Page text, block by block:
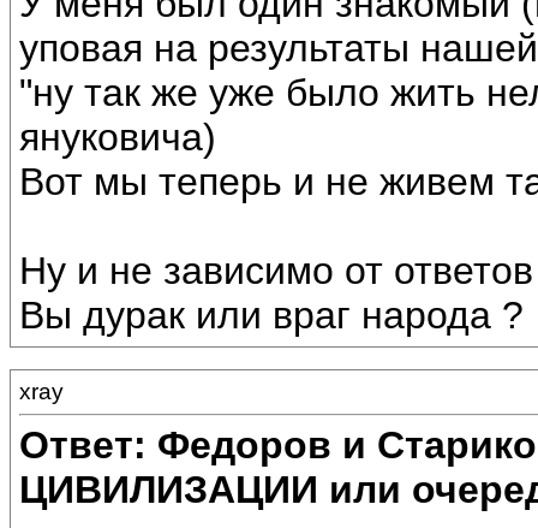
уповая на результаты
"ну так же уже было жить
януковича)
Вот мы теперь и не живем
Ну и не зависимо от
Вы дурак или враг народа ?
xray
Ответ: Федоров и
ЦИВИЛИЗАЦИИ или